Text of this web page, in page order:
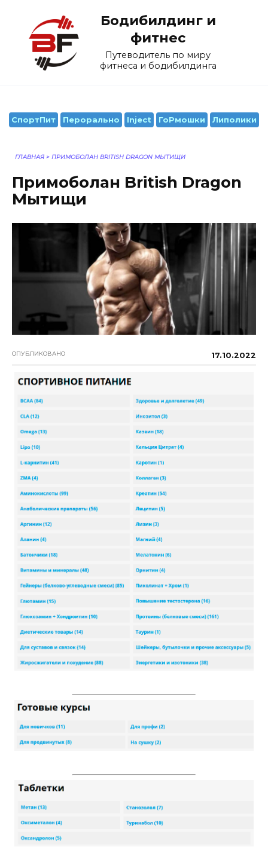
содержанию
Бодибилдинг и
фитнес
Путеводитель по миру
фитнеса и бодибилдинга
СпортПит Перорально Inject ГоРмошки Липолики
ГЛАВНАЯ > ПРИМОБОЛАН BRITISH DRAGON МЫТИЩИ
Примоболан British Dragon
Мытищи
ОПУБЛИКОВАНО 17.10.2022